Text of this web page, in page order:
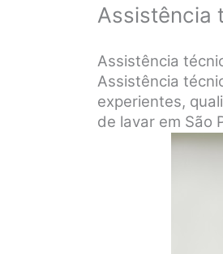
Assistência
Assistência
Assistência
experientes,
de lavar em São